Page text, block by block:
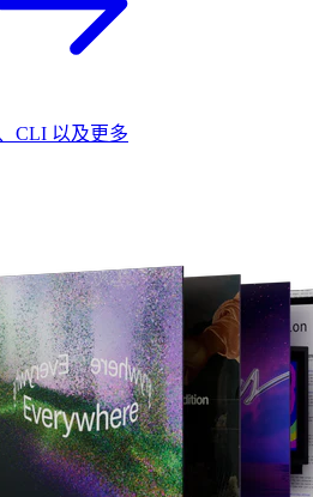
CLI 以及更多